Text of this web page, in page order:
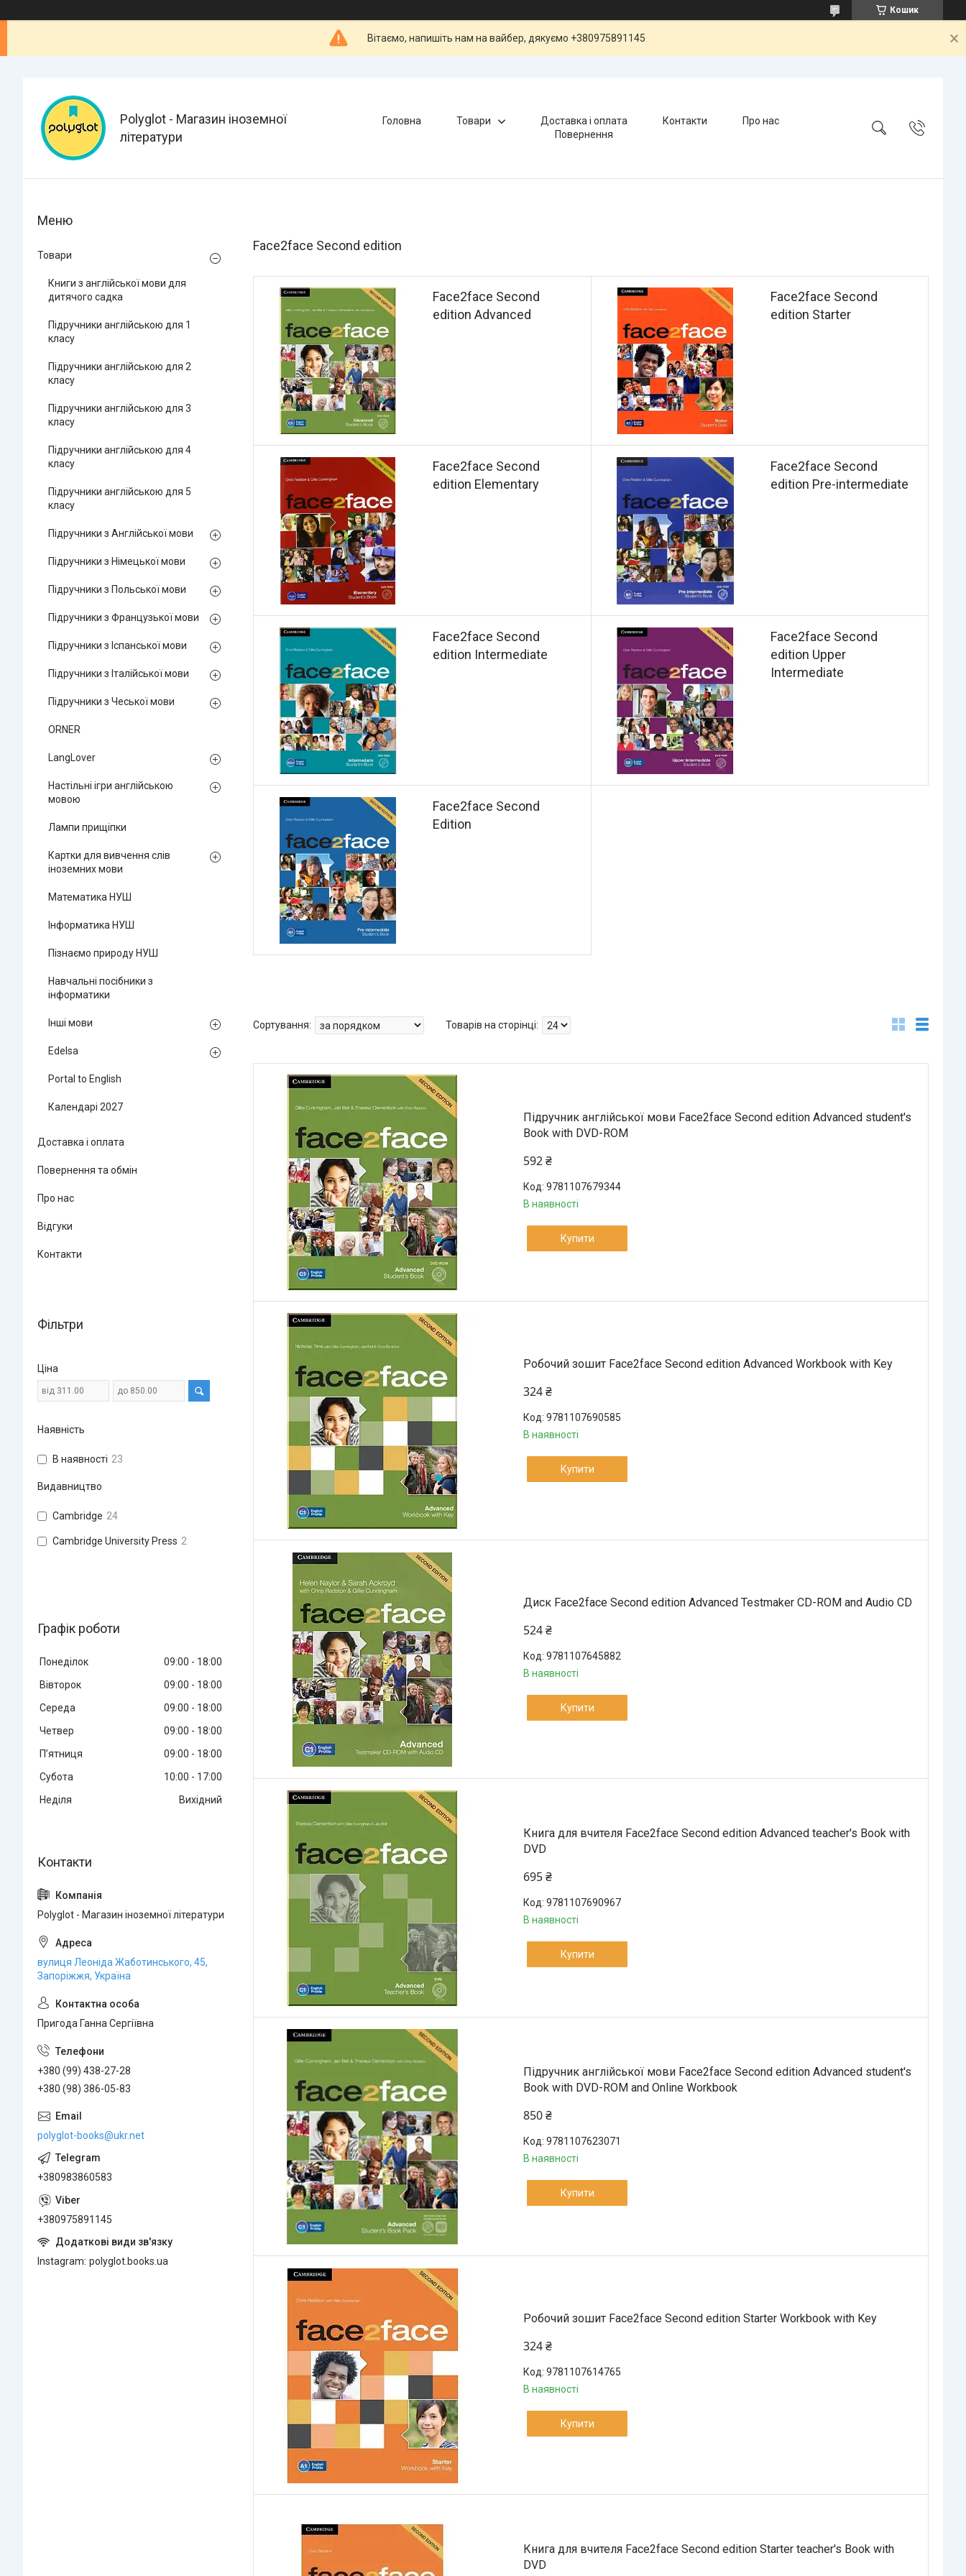
Кошик
Вітаємо, напишіть нам на вайбер, дякуємо +380975891145
Polyglot - Магазин іноземної
літератури
Головна Товари Доставка і оплата Контакти
Про нас
Повернення
Face2face Second edition
Face2face Second
edition Advanced
Face2face Second
edition Starter
Face2face Second
edition Elementary
Face2face Second
edition Pre-intermediate
Face2face Second
edition Intermediate
Face2face Second
edition Upper
Intermediate
Face2face Second
Edition
Підручник англійської мови Face2face Second edition Advanced student's
Book with DVD-ROM
592 ₴
9781107679344
В наявності
Купити
Робочий зошит Face2face Second edition Advanced Workbook with Key
324 ₴
9781107690585
В наявності
Купити
Диск Face2face Second edition Advanced Testmaker CD-ROM and Audio CD
524 ₴
9781107645882
В наявності
Купити
Книга для вчителя Face2face Second edition Advanced teacher's Book with
DVD
695 ₴
9781107690967
В наявності
Купити
Підручник англійської мови Face2face Second edition Advanced student's
Book with DVD-ROM and Online Workbook
850 ₴
9781107623071
В наявності
Купити
Робочий зошит Face2face Second edition Starter Workbook with Key
324 ₴
9781107614765
В наявності
Купити
Книга для вчителя Face2face Second edition Starter teacher's Book with
DVD
Товари
Книги з англійської мови для
дитячого садка
Підручники англійською для 1
класу
Підручники англійською для 2
класу
Підручники англійською для 3
класу
Підручники англійською для 4
класу
Підручники англійською для 5
класу
Підручники з Англійської мови
Підручники з Німецької мови
Підручники з Польської мови
Підручники з Французької мови
Підручники з Іспанської мови
Підручники з Італійської мови
Підручники з Чеської мови
ORNER
LangLover
Настільні ігри англійською
мовою
Лампи прищіпки
Картки для вивчення слів
іноземних мови
Математика НУШ
Інформатика НУШ
Пізнаємо природу НУШ
Навчальні посібники з
інформатики
Інші мови
Edelsa
Portal to English
Календарі 2027
Доставка і оплата
Повернення та обмін
Про нас
Відгуки
Контакти
Фільтри
Ціна
Наявність
В наявності 23
Видавництво
Cambridge 24
Cambridge University Press 2
Графік роботи
Понеділок 09:00
18:00
Вівторок
09:00
18:00
Середа
09:00
18:00
Четвер
09:00
18:00
Пʼятниця
09:00
18:00
Субота
10:00
17:00
Неділя
Вихідний
Polyglot - Магазин іноземної літератури
вулиця Леоніда Жаботинського, 45,
Запоріжжя, Україна
Пригода Ганна Сергіївна
+380 (99) 438-27-28
+380 (98) 386-05-83
polyglot-books@ukr.net
+380983860583
+380975891145
Instagram polyglot.books.ua